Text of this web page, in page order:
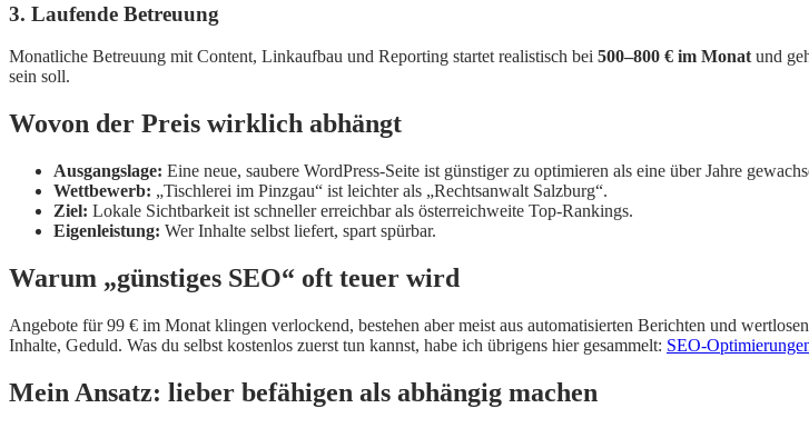
3. Laufende Betreuung
Monatliche Betreuung mit Content, Linkaufbau und Reporting startet realistisch bei 500–800 € im Monat und
sein soll.
Wovon der Preis wirklich abhängt
Ausgangslage: Eine neue, saubere WordPress-Seite ist günstiger zu optimieren als eine über Jahre
Wettbewerb: „Tischlerei im Pinzgau“ ist leichter als „Rechtsanwalt Salzburg“.
Ziel: Lokale Sichtbarkeit ist schneller erreichbar als österreichweite Top-Rankings.
Eigenleistung: Wer Inhalte selbst liefert, spart spürbar.
Warum „günstiges SEO“ oft teuer wird
Angebote für 99 € im Monat klingen verlockend, bestehen aber meist aus automatisierten Berichten und
Inhalte, Geduld. Was du selbst kostenlos zuerst tun kannst, habe ich übrigens hier gesammelt: SEO-
Mein Ansatz: lieber befähigen als abhängig machen